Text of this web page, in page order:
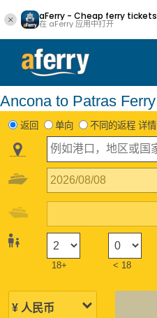
aFerry - Cheap ferry tickets
在 aFerry 应用中打开
Ancona to Patras Ferry
返回 单向 不同的返程 详情
18+ < 18